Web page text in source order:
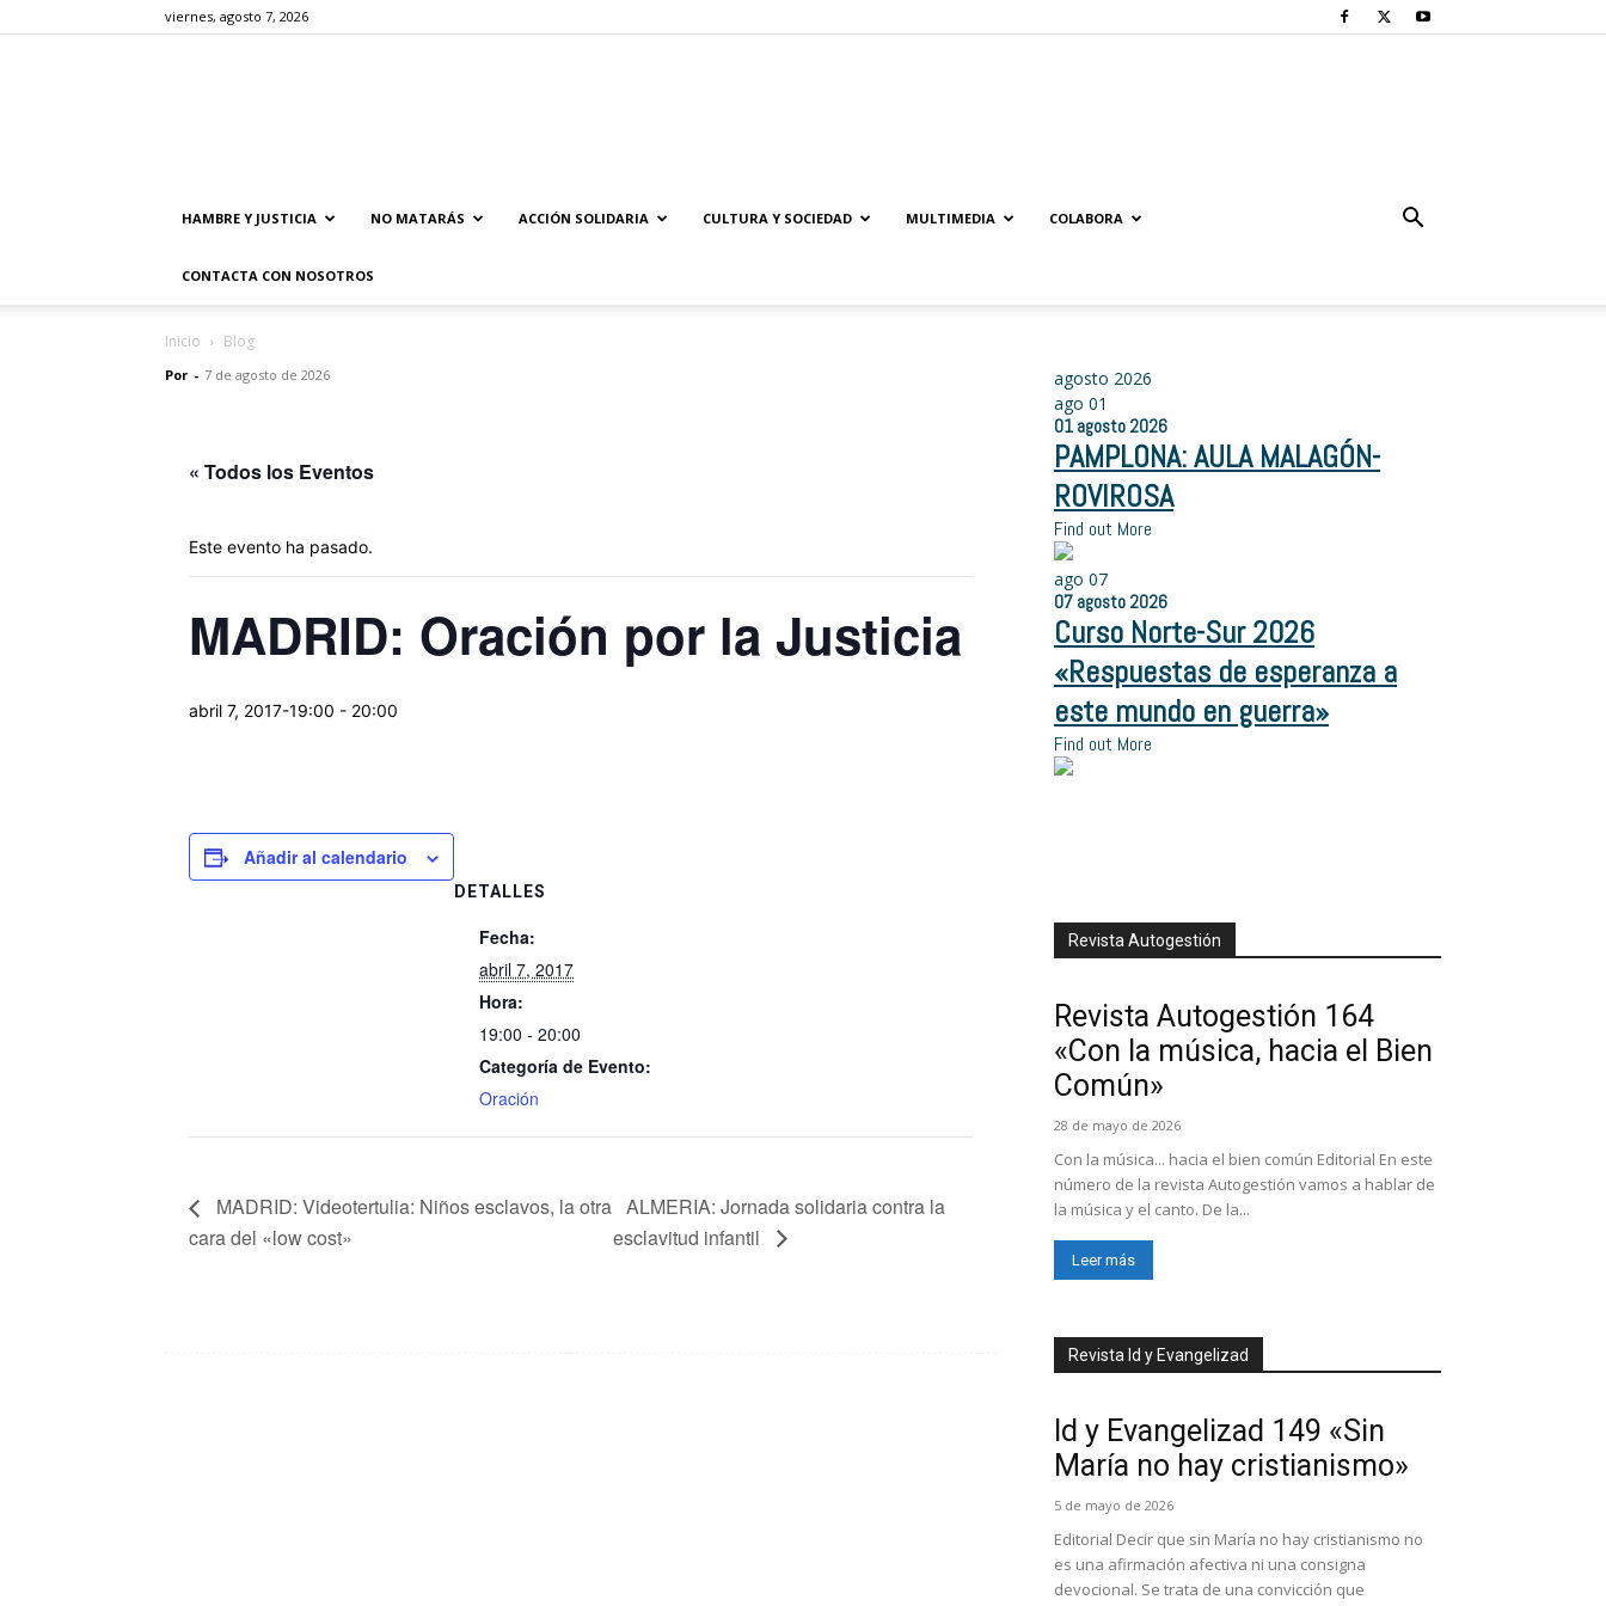
viernes, agosto 7, 2026
HAMBRE Y JUSTICIA NO MATARÁS ACCIÓN SOLIDARIA CULTURA Y SOCIEDAD MULTIMEDIA COLABORA
CONTACTA CON NOSOTROS
Inicio Blog
Por - 7 de agosto de 2026
« Todos los Eventos
Este evento ha pasado.
MADRID: Oración por la Justicia
abril 7, 2017-19:00 - 20:00
Añadir al calendario
DETALLES
Fecha:
abril 7, 2017
Hora:
19:00 - 20:00
Categoría de Evento:
Oración
MADRID: Videotertulia: Niños esclavos, la otra
cara del «low cost»
ALMERIA: Jornada solidaria contra la
esclavitud infantil
agosto 2026
ago 01
01 agosto 2026
PAMPLONA: AULA MALAGÓN-
ROVIROSA
Find out More
ago 07
07 agosto 2026
Curso Norte-Sur 2026
«Respuestas de esperanza a
este mundo en guerra»
Find out More
Revista Autogestión
Revista Autogestión 164
«Con la música, hacia el Bien
Común»
28 de mayo de 2026
Con la música... hacia el bien común Editorial En este
número de la revista Autogestión vamos a hablar de
la música y el canto. De la...
Leer más
Revista Id y Evangelizad
Id y Evangelizad 149 «Sin
María no hay cristianismo»
5 de mayo de 2026
Editorial Decir que sin María no hay cristianismo no
es una afirmación afectiva ni una consigna
devocional. Se trata de una convicción que